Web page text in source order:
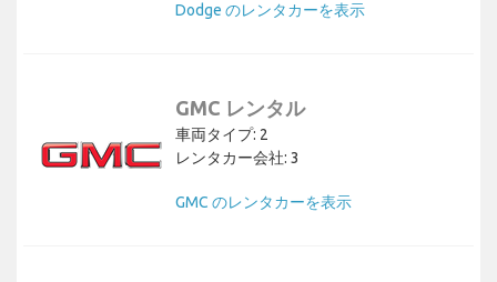
Dodge のレンタカーを表示
GMC レンタル
車両タイプ: 2
レンタカー会社: 3
GMC のレンタカーを表示